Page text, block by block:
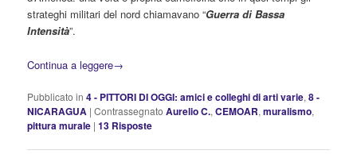
strateghi militari del nord chiamavano “Guerra di Bassa
Intensità”.
Continua a leggere→
Pubblicato in 4 - PITTORI DI OGGI: amici e colleghi di arti varie,8 -
NICARAGUA |Contrassegnato Aurelio C.,CEMOAR,muralismo,
pittura murale |13 Risposte